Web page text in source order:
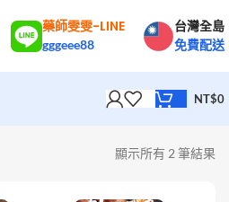
藥師雯雯-LINE
gggeee88
台灣全島
免費配送
NT$0
顯示所有 2 筆結果